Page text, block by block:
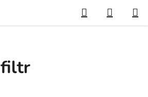
Hledat
KOŠÍK